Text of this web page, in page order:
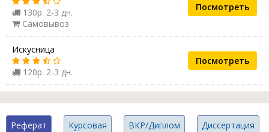
130р. 2-3 дн.
Самовывоз
Посмотреть
Искусница
120р. 2-3 дн.
Посмотреть
Реферат Курсовая ВКР/Диплом Диссертация